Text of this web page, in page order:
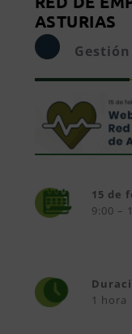
ASTURIAS
15 de
9:00 –
1 hora